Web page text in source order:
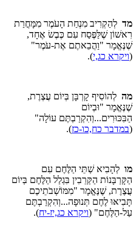
מד לְהַקְרִיב מִנְחַת הָעֹמֶר מִמָּחֳרַת
רִאשׁוֹן שֶׁלַּפֶּסַח עִם כֶּבֶשׂ אֶחָד,
שֶׁנֶּאֱמָר "וַהֲבֵאתֶם אֶת-עֹמֶר"
(ויקרא כג,י).
מה לְהוֹסִיף קָרְבָּן בְּיוֹם עֲצֶרֶת,
שֶׁנֶּאֱמָר "וּבְיוֹם
הַבִּכּוּרִים...וְהִקְרַבְתֶּם עוֹלָה"
(במדבר כח,כו-כז).
מו לְהָבִיא שְׁתֵּי הַלֶּחֶם עִם
הַקָּרְבָּנוֹת הַקְּרֵבִין בִּגְלַל הַלֶּחֶם בְּיוֹם
עֲצֶרֶת, שֶׁנֶּאֱמָר "מִמּוֹשְׁבֹתֵיכֶם
תָּבִיאּוּ לֶחֶם תְּנוּפָה...וְהִקְרַבְתֶּם
עַל-הַלֶּחֶם" (ויקרא כג,יז-יח).